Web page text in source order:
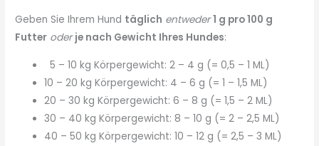
Geben Sie Ihrem Hund täglich entweder 1 g pro 100 g
Futter oder je nach Gewicht Ihres Hundes:
5 – 10 kg Körpergewicht: 2 – 4 g (= 0,5 – 1 ML)
10 – 20 kg Körpergewicht: 4 – 6 g (= 1 – 1,5 ML)
20 – 30 kg Körpergewicht: 6 – 8 g (= 1,5 – 2 ML)
30 – 40 kg Körpergewicht: 8 – 10 g (= 2 – 2,5 ML)
40 – 50 kg Körpergewicht: 10 – 12 g (= 2,5 – 3 ML)